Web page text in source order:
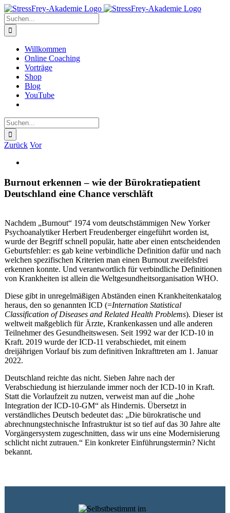
Zum
Inhalt
springen
Suche
nach:
Willkommen
Online Coaching
Vorträge
Shop
Blog
YouTube
Suche
nach:
Zurück Vor
Bild
Burnout erkennen – wie der Bürokratiepatient
Deutschland eine Chance verschläft
Nachdem „Burnout“ 1974 vom deutschstämmigen New Yorker
Psychoanalytiker Herbert Freudenberger eingeführt worden ist,
wurde der Begriff schnell populär, hatte aber einen entscheidenden
Geburtsfehler: es gab keine verbindliche Definition dafür und nach
welchen spezifischen Kriterien man einen Burnout zweifelsfrei
erkennen konnte. Und verantwortlich für verbindliche Definitionen
von Krankheiten ist allein die Weltgesundheitsorganisation WHO.
Diese gibt in unregelmäßigen Abständen einen Krankheitenkatalog
heraus, den so genannten ICD (=Internation Statistical
Classification of Diseases and Related Health Problems). Dieser ist
weltweit maßgeblich für Ärzte, Krankenkassen und alle anderen
Teilnehmer des Gesundheitswesen. Seit 1992 war der ICD-10 in
Kraft. 2019 wurde der ICD-11 verabschiedet, mit einem
dreijährigen Vorlauf bis zum definitiven Inkrafttreten am 1. Januar
2022.
Deutschland reichte das nicht. Sieben Jahre nach der
Verabschiedung ist hierzulande immer noch der ICD-10 in Kraft.
Statt die Vorlaufzeit zu nutzen, verweist man auf die „hohe
Integration der ICD-10-GM“ als Hindernis. Übersetzt in
verständliches Deutsch bedeutet das: „Die bürokratische und
abrechnungstechnische Infrastruktur ist so tief auf das 30 Jahre alte
Vorgängersystem zugeschnitten, dass wir uns eine Modernisierung
schlicht nicht zutrauen.“ Ein konkreter Einführungstermin? Nicht
bekannt.